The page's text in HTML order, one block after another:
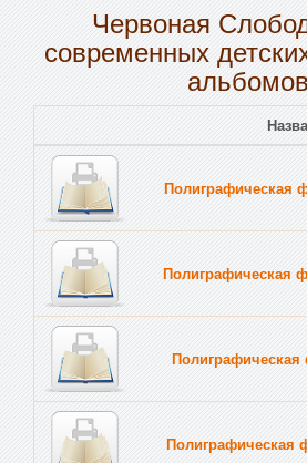
Червоная
современных
альбомов
Полиграфическая
Полиграфическая
Полиграфическая
Полиграфическая